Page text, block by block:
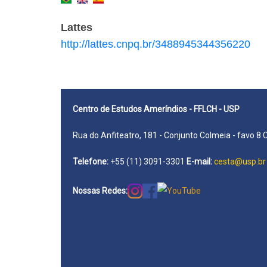
Lattes
http://lattes.cnpq.br/3488945344356220
Centro de Estudos Ameríndios - FFLCH - USP
Rua do Anfiteatro, 181 - Conjunto Colmeia - favo 8
Telefone: +55 (11) 3091-3301 E-mail:cesta@usp.br
Nossas Redes: